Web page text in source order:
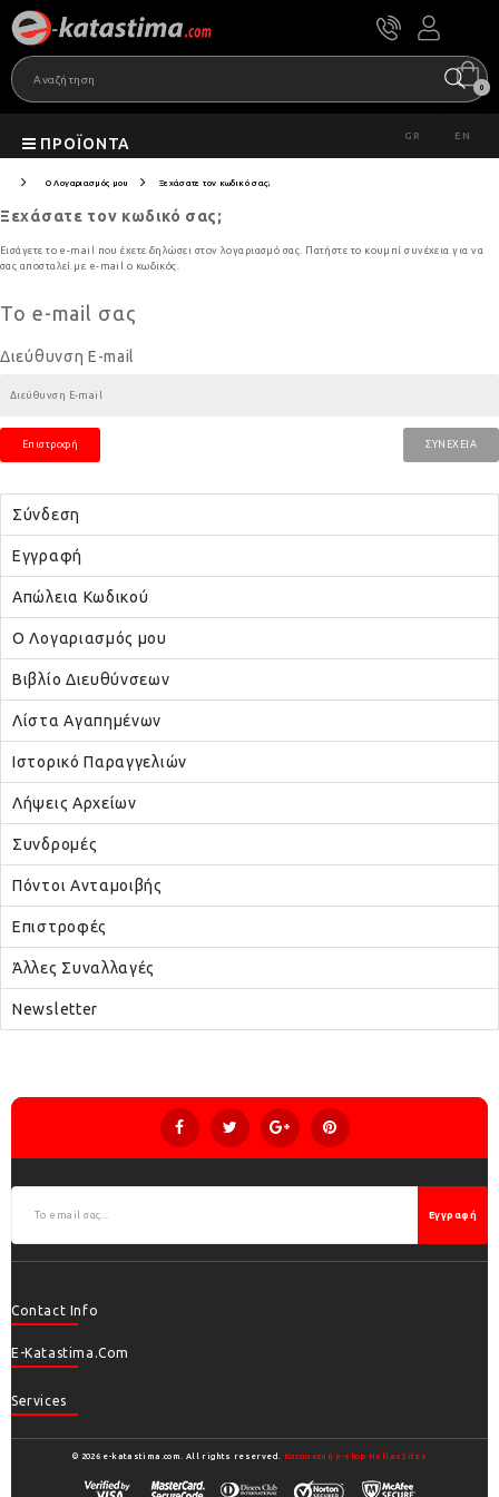
0
ΠΡΟΪΌΝΤΑ GR EN
O Λογαριασμός μου Ξεχάσατε τον κωδικό σας;
Ξεχάσατε τον κωδικό σας;
Εισάγετε το e-mail που έχετε δηλώσει στον λογαριασμό σας. Πατήστε το κουμπί συνέχεια για να
σας αποσταλεί με e-mail ο κωδικός.
Το e-mail σας
Διεύθυνση E-mail
Επιστροφή ΣΥΝΈΧΕΙΑ
Σύνδεση
Εγγραφή
Απώλεια Κωδικού
Ο Λογαριασμός μου
Βιβλίο Διευθύνσεων
Λίστα Αγαπημένων
Ιστορικό Παραγγελιών
Λήψεις Αρχείων
Συνδρομές
Πόντοι Ανταμοιβής
Επιστροφές
Άλλες Συναλλαγές
Newsletter
Εγγραφή
Contact Info
E-Katastima.com
Services
© 2026 e-katastima.com. All rights reserved. Κατασκευή e-shop HellasSites